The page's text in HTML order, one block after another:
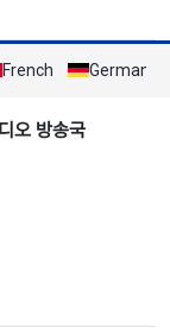
French German
오 방송국